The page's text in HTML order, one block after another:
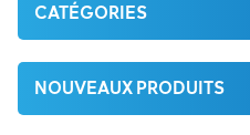
CATÉGORIES
NOUVEAUX PRODUITS